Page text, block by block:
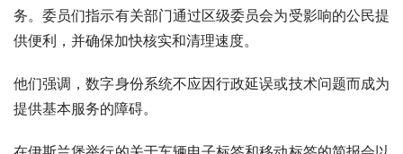
务。委员们指示有关部门通过区级委员会为受影响的公民提
供便利，并确保加快核实和清理速度。
他们强调，数字身份系统不应因行政延误或技术问题而成为
提供基本服务的障碍。